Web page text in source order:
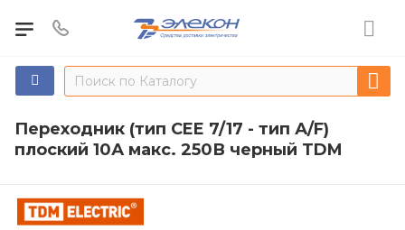
Переходник (тип CEE 7/17 - тип А/F)
плоский 10А макс. 250В черный TDM